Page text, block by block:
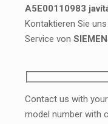
A5E00110983
Kontaktieren Sie
Service von
Contact us with
model number with